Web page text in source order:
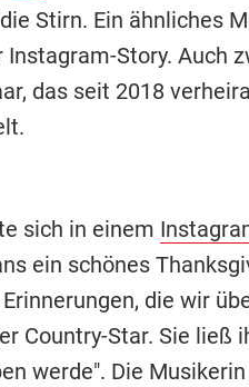
Stirn. Ein ähnliches
Story. Auch
das seit 2018
sich in einem
ein schönes
die wir
Country-Star. Sie ließ
werde". Die